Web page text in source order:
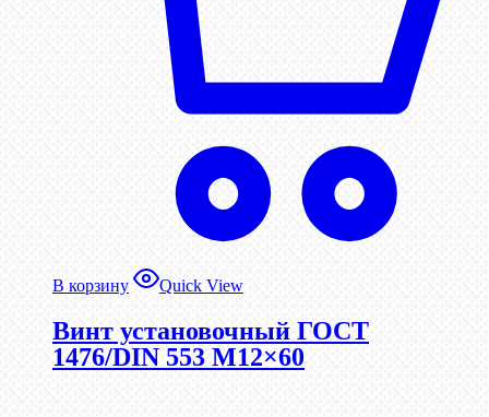
В корзину Quick View
Винт установочный ГОСТ
1476/DIN 553 М12×60